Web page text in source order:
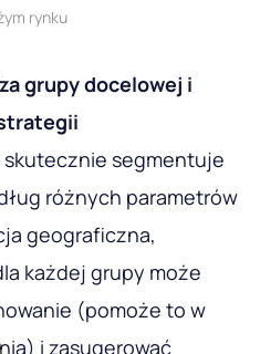
rynku
grupy docelowej i
skutecznie segmentuje
różnych parametrów
geograficzna,
każdej grupy może
(pomoże to w
i zasugerować